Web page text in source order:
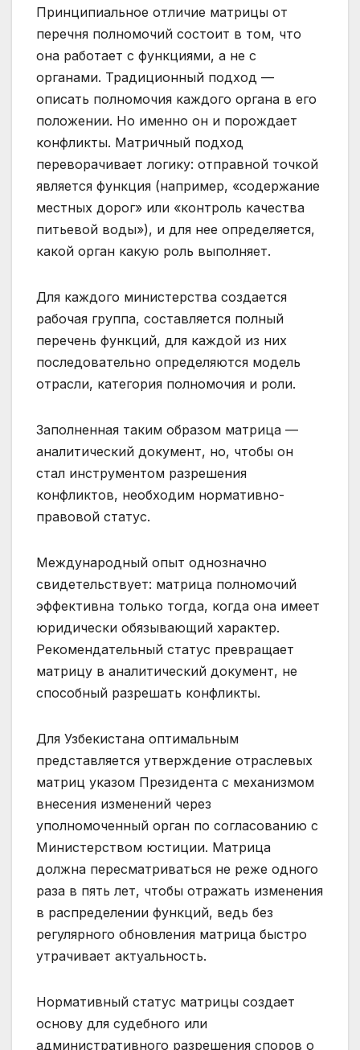
Принципиальное отличие матрицы от
перечня полномочий состоит в том, что
она работает с функциями, а не с
органами. Традиционный подход —
описать полномочия каждого органа в его
положении. Но именно он и порождает
конфликты. Матричный подход
переворачивает логику: отправной точкой
является функция (например, «содержание
местных дорог» или «контроль качества
питьевой воды»), и для нее определяется,
какой орган какую роль выполняет.
Для каждого министерства создается
рабочая группа, составляется полный
перечень функций, для каждой из них
последовательно определяются модель
отрасли, категория полномочия и роли.
Заполненная таким образом матрица —
аналитический документ, но, чтобы он
стал инструментом разрешения
конфликтов, необходим нормативно-
правовой статус.
Международный опыт однозначно
свидетельствует: матрица полномочий
эффективна только тогда, когда она имеет
юридически обязывающий характер.
Рекомендательный статус превращает
матрицу в аналитический документ, не
способный разрешать конфликты.
Для Узбекистана оптимальным
представляется утверждение отраслевых
матриц указом Президента с механизмом
внесения изменений через
уполномоченный орган по согласованию с
Министерством юстиции. Матрица
должна пересматриваться не реже одного
раза в пять лет, чтобы отражать изменения
в распределении функций, ведь без
регулярного обновления матрица быстро
утрачивает актуальность.
Нормативный статус матрицы создает
основу для судебного или
административного разрешения споров о